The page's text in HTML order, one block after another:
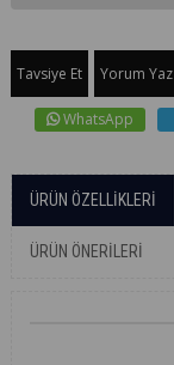
Tavsiye Et Yorum Yaz
WhatsApp
ÜRÜN ÖZELLIKLERI
ÜRÜN ÖNERILERI